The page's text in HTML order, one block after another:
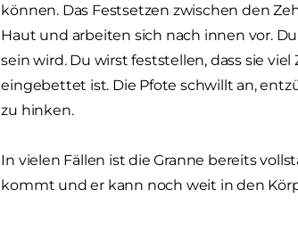
können. Das Festsetzen zwischen den
Haut und arbeiten sich nach innen vor.
sein wird. Du wirst feststellen, dass sie
eingebettet ist. Die Pfote schwillt an,
zu hinken.
In vielen Fällen ist die Granne bereits
kommt und er kann noch weit in den